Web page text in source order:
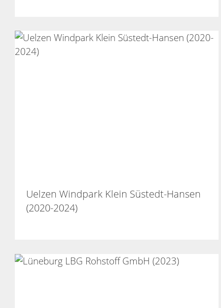
Uelzen Windpark Klein Süstedt-Hansen
(2020-2024)